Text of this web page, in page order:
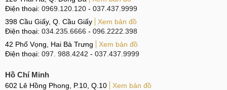
Điện thoại: 0969.120.120 - 037.437.9999
398 Cầu Giấy, Q. Cầu Giấy
Xem bản đồ
Điện thoại: 034.235.6666 - 096.2222.398
42 Phố Vọng, Hai Bà Trưng
Xem bản đồ
Điện thoại: 097. 988.4242 - 037.437.9999
Hồ Chí Minh
602 Lê Hồng Phong, P.10, Q.10
Xem bản đồ